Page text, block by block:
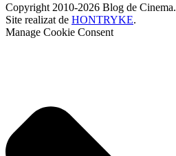
Copyright 2010-2026 Blog de Cinema.
Site realizat de HONTRYKE.
Manage Cookie Consent